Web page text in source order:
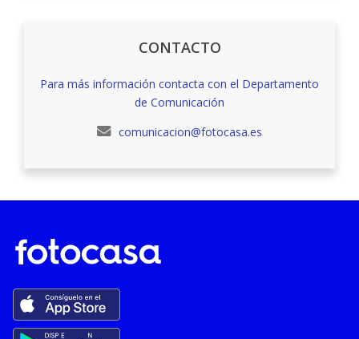
CONTACTO
Para más información contacta con el Departamento
de Comunicación
comunicacion@fotocasa.es